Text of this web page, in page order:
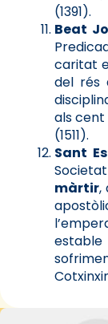
(1391).
Beat
caritat
del rés
als cent
(1511).
Sant
màrtir,
estable